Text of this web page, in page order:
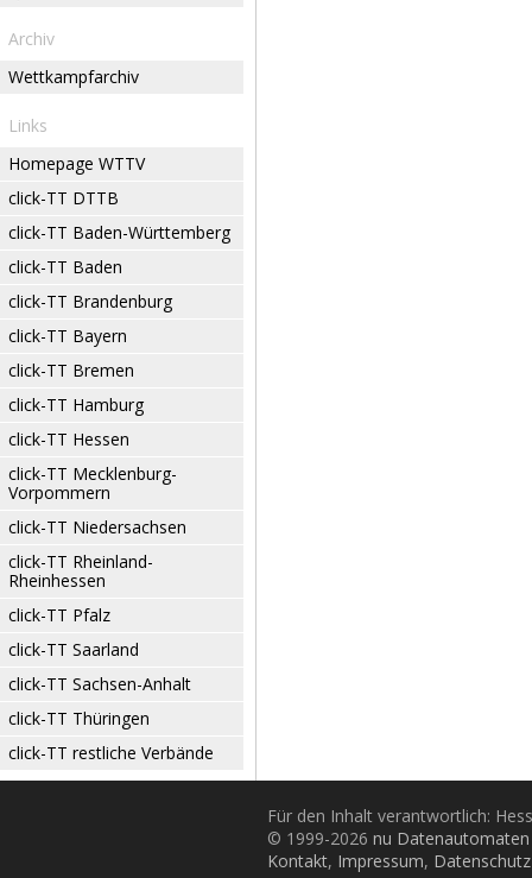
Archiv
Wettkampfarchiv
Links
Homepage WTTV
click-TT DTTB
click-TT Baden-Württemberg
click-TT Baden
click-TT Brandenburg
click-TT Bayern
click-TT Bremen
click-TT Hamburg
click-TT Hessen
click-TT Mecklenburg-
Vorpommern
click-TT Niedersachsen
click-TT Rheinland-
Rheinhessen
click-TT Pfalz
click-TT Saarland
click-TT Sachsen-Anhalt
click-TT Thüringen
click-TT restliche Verbände
Für den Inhalt verantwortlich:
© 1999-2026 nu
Kontakt, Impressum, Datenschutz